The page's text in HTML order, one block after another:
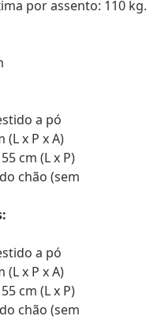
por assento: 110 kg.
a pó
(L x P x A)
cm (L x P)
chão (sem
a pó
(L x P x A)
cm (L x P)
chão (sem